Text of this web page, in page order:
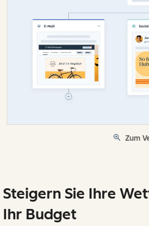
Zum
Steigern Sie Ihre
Ihr Budget